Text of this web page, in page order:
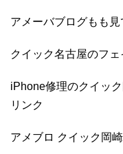
アメーバブログもも
クイック名古屋のフ
iPhone修理のクイッ
リンク
アメブロ クイック岡